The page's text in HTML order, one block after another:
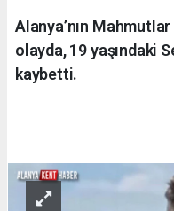
Alanya’nın
olayda, 19 yaşındaki
kaybetti.